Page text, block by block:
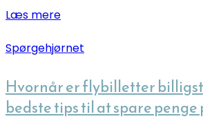
Læs mere
Spørgehjørnet
Hvornår er flybilletter
bedste tips til at spare